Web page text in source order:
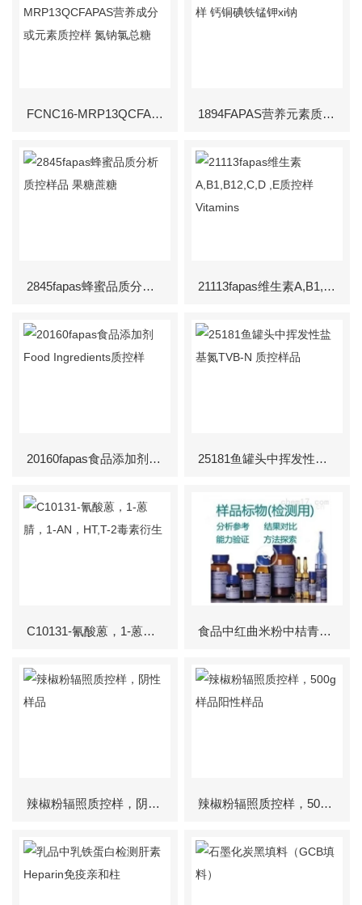
FCNC16-MRP13QCFAPAS营养成分或元素质控样 氮钠氯总糖 1894FAPAS营养元素质控样 钙铜碘铁锰钾xi钠
2845fapas蜂蜜品质分析质控样品 果糖蔗糖 21113fapas维生素A,B1,B12,C,D ,E质控样Vitamins
20160fapas食品添加剂Food Ingredients质控样 25181鱼罐头中挥发性盐基氮TVB-N 质控样品
C10131-氰酸蒽，1-蒽腈，1-AN，HT,T-2毒素衍生 食品中红曲米粉中桔青mei素质控样分析物质
辣椒粉辐照质控样，阴性样品 辣椒粉辐照质控样，500g样品阳性样品